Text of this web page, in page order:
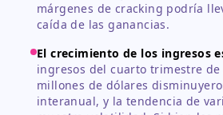
márgenes de cracking podría
caída de las ganancias.
El crecimiento de los ingresos
ingresos del cuarto trimestre de
millones de dólares
interanual, y la tendencia de